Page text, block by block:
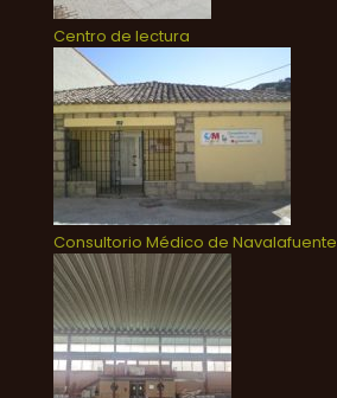
Centro de lectura
Consultorio Médico de Navalafuente